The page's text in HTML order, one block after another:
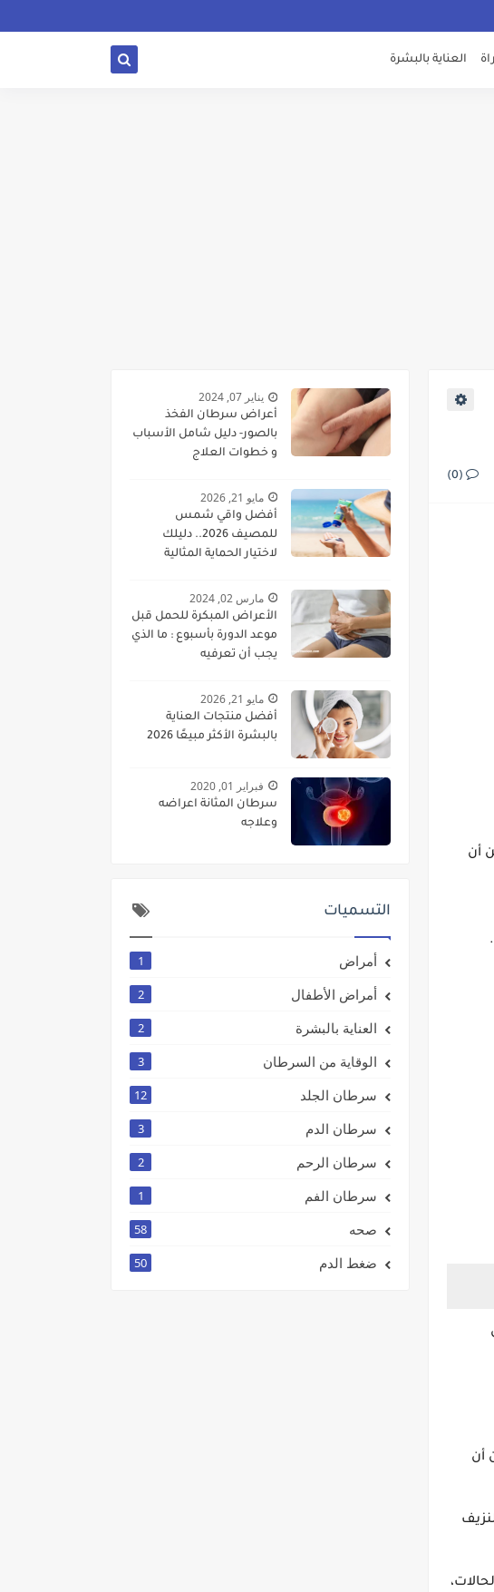
العناية بالبشرة
(0)
أن
أن
يناير 07, 2024
أعراض سرطان الفخذ
بالصور- دليل شامل الأسباب
و خطوات العلاج
مايو 21, 2026
أفضل واقي شمس
للمصيف 2026.. دليلك
لاختيار الحماية المثالية
مارس 02, 2024
الأعراض المبكرة للحمل قبل
موعد الدورة بأسبوع : ما الذي
يجب أن تعرفيه
مايو 21, 2026
أفضل منتجات العناية
بالبشرة الأكثر مبيعًا 2026
فبراير 01, 2020
سرطان المثانة اعراضه
وعلاجه
التسميات
أمراض 1
أمراض الأطفال 2
العناية بالبشرة 2
الوقاية من السرطان 3
سرطان الجلد 12
سرطان الدم 3
سرطان الرحم 2
سرطان الفم 1
صحه 58
ضغط الدم 50